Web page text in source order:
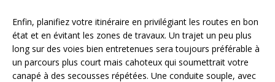
Enfin, planifiez votre itinéraire en privilégiant les routes en bon
état et en évitant les zones de travaux. Un trajet un peu plus
long sur des voies bien entretenues sera toujours préférable à
un parcours plus court mais cahoteux qui soumettrait votre
canapé à des secousses répétées. Une conduite souple, avec